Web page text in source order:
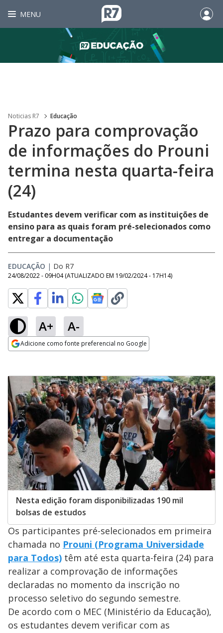
MENU
Noticias R7 Educação
Prazo para comprovação
de informações do Prouni
termina nesta quarta-feira
(24)
Estudantes devem verificar com as instituições de
ensino para as quais foram pré-selecionados como
entregar a documentação
EDUCAÇÃO | Do R7
24/08/2022 - 09H04 (ATUALIZADO EM 19/02/2024 - 17H14)
A+ A-
Adicione como fonte preferencial no Google
Nesta edição foram disponibilizadas 190 mil
bolsas de estudos
Os participantes pré-selecionados em primeira
chamada no Prouni (Programa Universidade
para Todos) têm até esta quarta-feira (24) para
realizar a comprovação de informações
declaradas no momento da inscrição no
processo seletivo do segundo semestre.
De acordo com o MEC (Ministério da Educação),
os estudantes devem verificar com as